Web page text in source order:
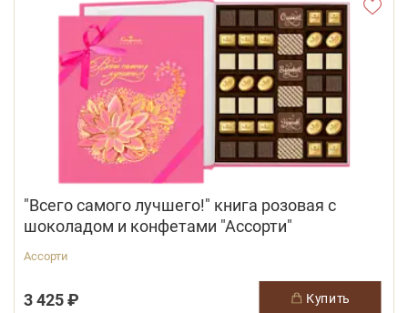
"Всего самого лучшего!" книга розовая с
шоколадом и конфетами "Ассорти"
Ассорти
3 425 ₽ купить